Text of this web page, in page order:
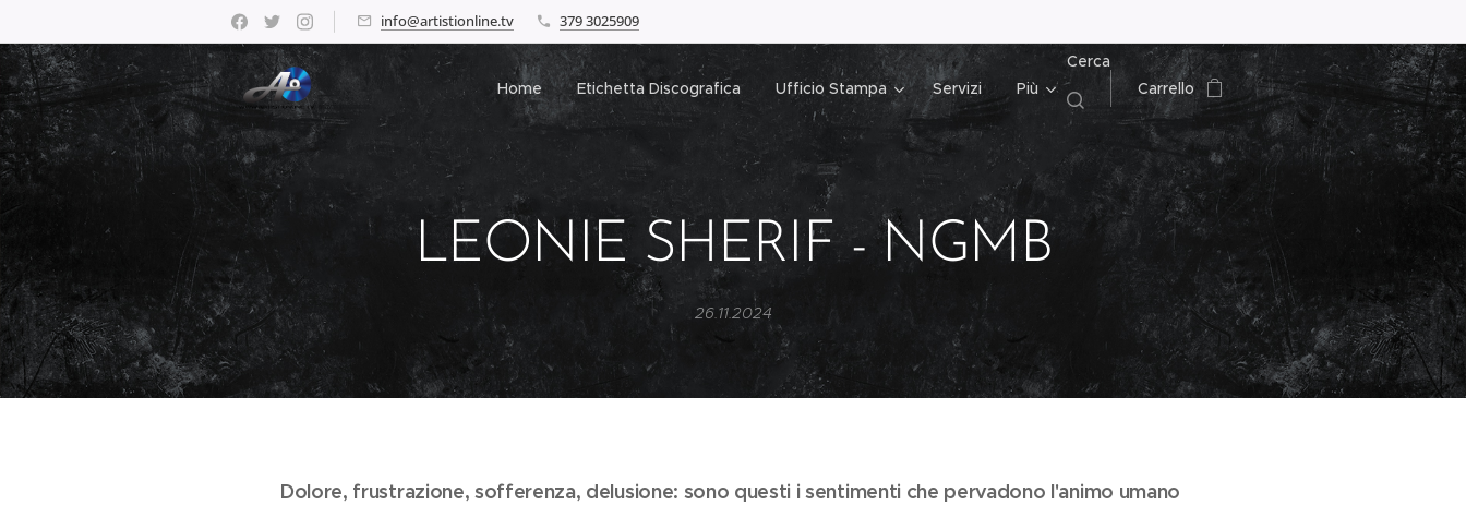
info@artistionline.tv 379 3025909
Home Etichetta Discografica Ufficio Stampa Servizi Più
Cerca
Carrello
LEONIE SHERIF - NGMB
26.11.2024
Dolore, frustrazione, sofferenza, delusione: sono questi i sentimenti che pervadono l'animo umano